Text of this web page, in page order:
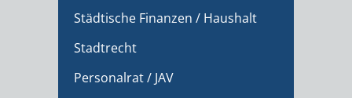
Städtische Finanzen / Haushalt
Stadtrecht
Personalrat / JAV